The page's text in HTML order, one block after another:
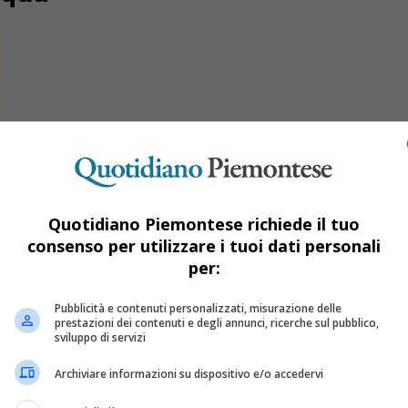
uova di cioccolato, su i prezzi anche
Quotidiano Piemontese richiede il tuo
consenso per utilizzare i tuoi dati personali
per:
Pubblicità e contenuti personalizzati, misurazione delle
prestazioni dei contenuti e degli annunci, ricerche sul pubblico,
sviluppo di servizi
Archiviare informazioni su dispositivo e/o accedervi